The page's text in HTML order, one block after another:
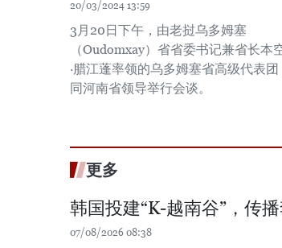
20/03/2024 13:59
3月20日下午，由老挝乌多姆塞
（Oudomxay）省省委书记兼省长本
·腊江蓬率领的乌多姆塞省高级代表团
同河南省领导举行会谈。
更多
韩国投建“K-越南谷”，传
07/08/2026 08:38